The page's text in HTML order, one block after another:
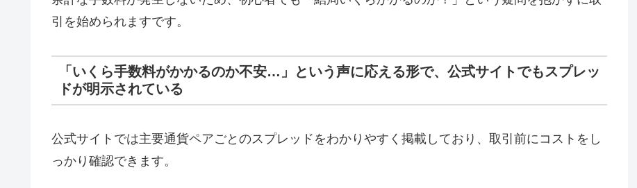
引を始められますです。
「いくら手数料がかかるのか不安…」という声に応える形で、公式サイトでもスプレッ
ドが明示されている
公式サイトでは主要通貨ペアごとのスプレッドをわかりやすく掲載しており、取引前にコストをし
っかり確認できます。